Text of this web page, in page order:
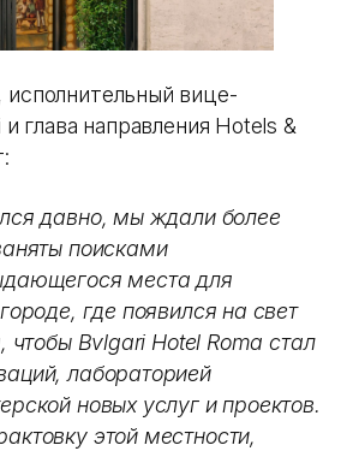
исполнительный вице-
глава направления Hotels &
давно, мы ждали более
поисками
места для
где появился на свет
Bvlgari Hotel Roma стал
лабораторией
новых услуг и проектов.
этой местности,